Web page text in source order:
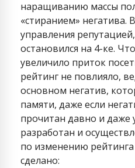
наращиванию массы
«стиранием»
управления
остановился на 4-ке.
увеличило приток
рейтинг не повлияло,
основном негатив,
памяти, даже если
прочитан давно и даже
разработан и
по изменению
сделано: